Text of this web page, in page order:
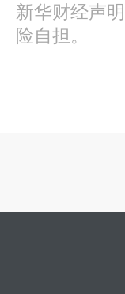
新华财经声
险自担。